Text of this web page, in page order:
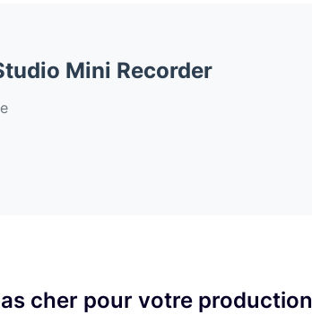
Mini Recorder
cher pour votre production